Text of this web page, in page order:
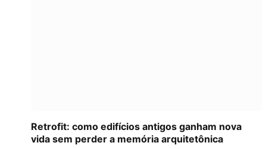
Retrofit: como edifícios antigos ganham nova
vida sem perder a memória arquitetônica